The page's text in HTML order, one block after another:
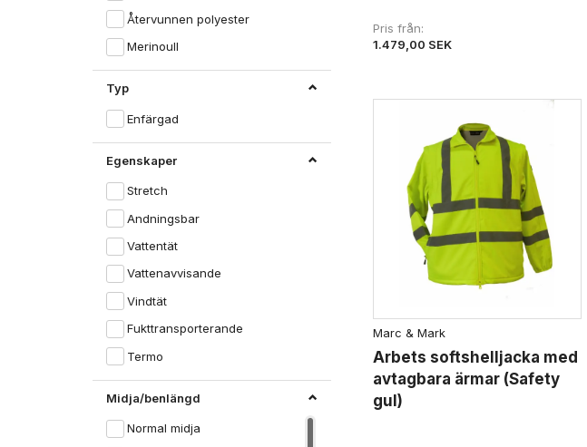
Återvunnen polyester
Merinoull
Typ
Enfärgad
Egenskaper
Stretch
Andningsbar
Vattentät
Vattenavvisande
Vindtät
Fukttransporterande
Termo
Midja/benlängd
Normal midja
Pris från
1.479,00 SEK
Marc & Mark
Arbets softshelljacka med
avtagbara ärmar (Safety
gul)